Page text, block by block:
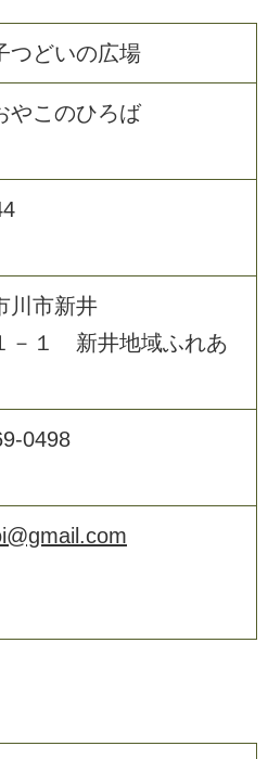
つどいの広場
やこのひろば
川市新井
－１ 新井地域ふれあ
0498